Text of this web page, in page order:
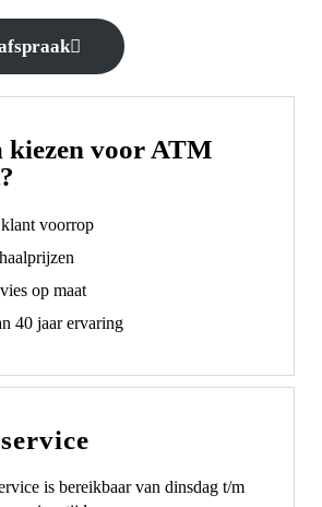
kiezen voor ATM
voorrop
op maat
40 jaar ervaring
is bereikbaar van dinsdag t/m